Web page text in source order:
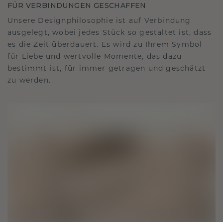
FÜR VERBINDUNGEN GESCHAFFEN
Unsere Designphilosophie ist auf Verbindung
ausgelegt, wobei jedes Stück so gestaltet ist, dass
es die Zeit überdauert. Es wird zu Ihrem Symbol
für Liebe und wertvolle Momente, das dazu
bestimmt ist, für immer getragen und geschätzt
zu werden.